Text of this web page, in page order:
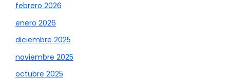
febrero 2026
enero 2026
diciembre 2025
noviembre 2025
octubre 2025